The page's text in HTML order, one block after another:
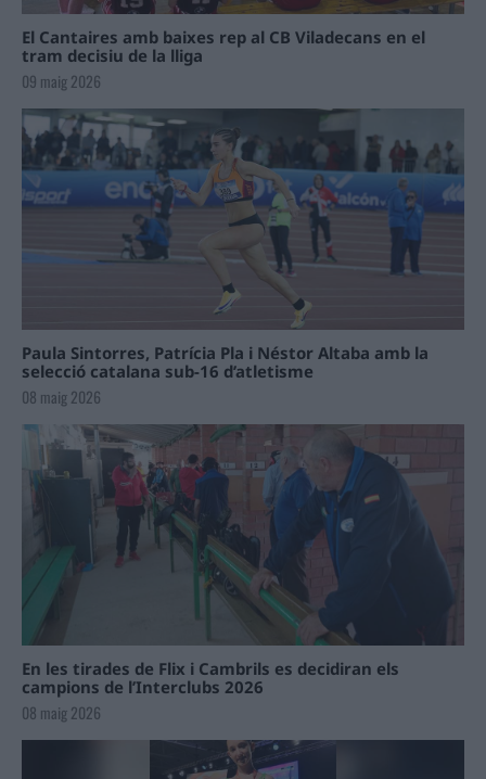
El Cantaires amb baixes rep al CB Viladecans en el
tram decisiu de la lliga
09 maig 2026
Paula Sintorres, Patrícia Pla i Néstor Altaba amb la
selecció catalana sub-16 d’atletisme
08 maig 2026
En les tirades de Flix i Cambrils es decidiran els
campions de l’Interclubs 2026
08 maig 2026